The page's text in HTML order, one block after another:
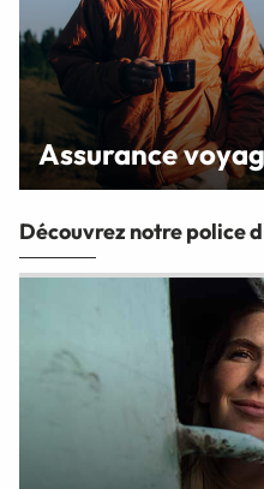
Assurance
Découvrez notre police